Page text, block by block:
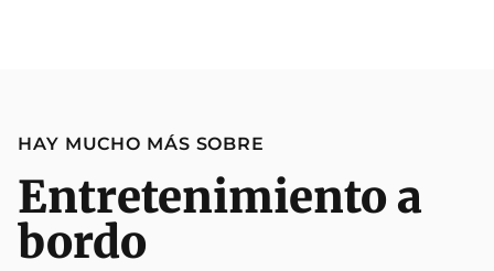
HAY MUCHO MÁS SOBRE
Entretenimiento a
bordo